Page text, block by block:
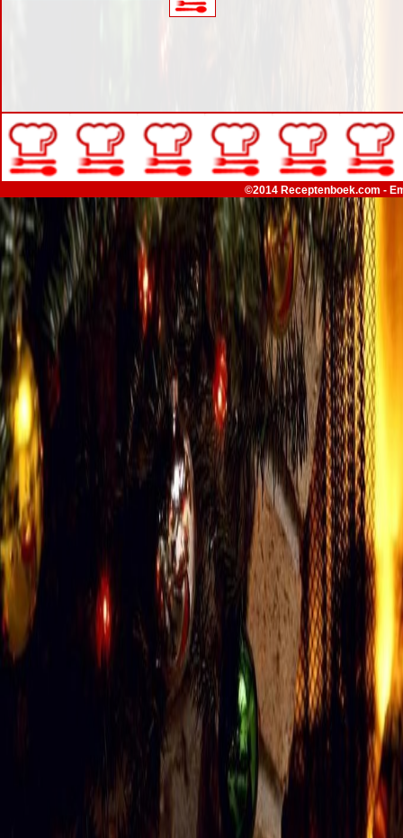
©2014 Receptenboek.com -